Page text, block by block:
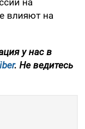
влияют на
у нас в
. Не ведитесь